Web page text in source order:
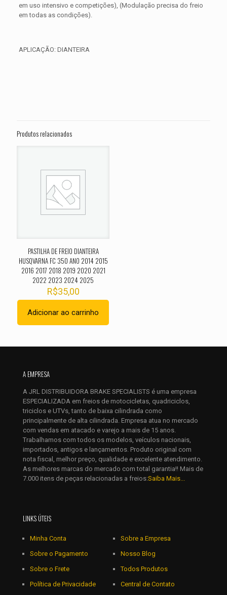
em uso intensivo e competições), (Modulação precisa do freio
em todas as condições).
APLICAÇÃO: DIANTEIRA
Sportster Custo ANO 2004 2005 2006
O seu endereço de e-mail não será publicado.
obrigatórios são marcados com
Sua avaliação
Salvar meus dados neste navegador para a próxima vez que
eu comentar.
Produtos relacionados
PASTILHA DE FREIO DIANTEIRA
HUSQVARNA FC 350 ANO 2014 2015
2016 2017 2018 2019 2020 2021
2022 2023 2024 2025
R$35,00
Adicionar ao carrinho
A EMPRESA
A JRL DISTRIBUIDORA BRAKE SPECIALISTS é uma empresa
ESPECIALIZADA em freios de motocicletas, quadriciclos,
triciclos e UTVs, tanto de baixa cilindrada como
principalmente de alta cilindrada. Empresa atua no mercado
com vendas em atacado e varejo a mais de 15 anos.
Trabalhamos com todos os modelos, veículos nacionais,
importados, antigos e lançamentos. Produto original com
nota fiscal, melhor preço, qualidade e excelente atendimento.
As melhores marcas do mercado com total garantia!! Mais de
7.000 itens de peças relacionadas a freios:Saiba Mais...
LINKS ÚTEIS
Minha Conta
Sobre o Pagamento
Sobre o Frete
Política de Privacidade
Sobre a Empresa
Nosso Blog
Todos Produtos
Central de Contato